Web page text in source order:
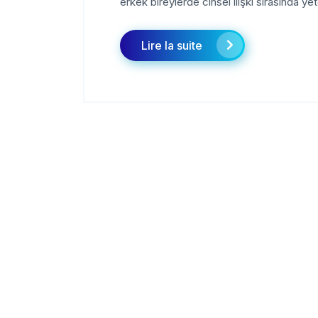
Lire la suite